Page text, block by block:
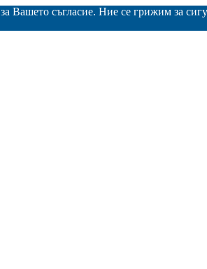
Вашето съгласие. Ние се грижим за